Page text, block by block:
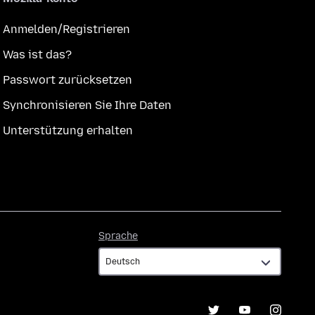
Anmelden/Registrieren
Was ist das?
Passwort zurücksetzen
Synchronisieren Sie Ihre Daten
Unterstützung erhalten
Sprache